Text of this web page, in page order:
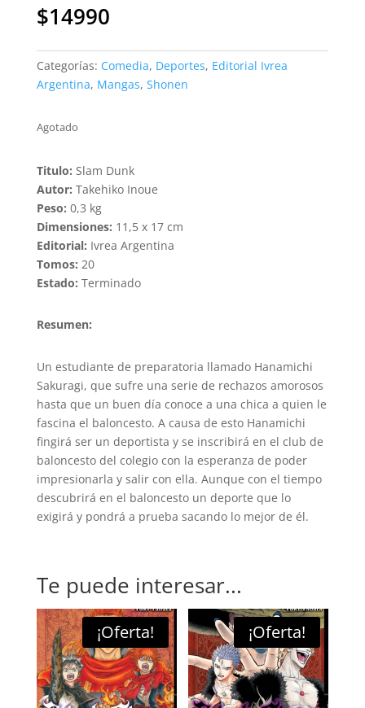
$14990
Categorías: Comedia, Deportes, Editorial Ivrea
Argentina, Mangas, Shonen
Agotado
Titulo: Slam Dunk
Autor: Takehiko Inoue
Peso: 0,3 kg
Dimensiones: 11,5 x 17 cm
Editorial: Ivrea Argentina
Tomos: 20
Estado: Terminado
Resumen:
Un estudiante de preparatoria llamado Hanamichi
Sakuragi, que sufre una serie de rechazos amorosos
hasta que un buen día conoce a una chica a quien le
fascina el baloncesto. A causa de esto Hanamichi
fingirá ser un deportista y se inscribirá en el club de
baloncesto del colegio con la esperanza de poder
impresionarla y salir con ella. Aunque con el tiempo
descubrirá en el baloncesto un deporte que lo
exigirá y pondrá a prueba sacando lo mejor de él.
Te puede interesar...
¡Oferta! ¡Oferta!